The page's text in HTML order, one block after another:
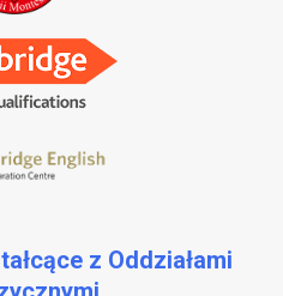
z Oddziałami